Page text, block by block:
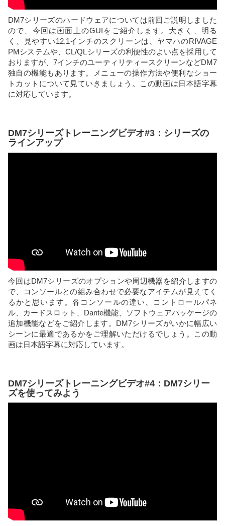
DM7シリーズのハードウェアについては前回ご説明しました
ので、今回は画面上のGUIをご紹介します。大きく、明る
く、見やすい12.1インチのスクリーンは、ヤマハのRIVAGE
PMシステムや、CL/QLシリーズの利便性のよい点を採用して
おりますが、7インチのユーティリティースクリーンなどDM7
独自の機能もあります。メニューの操作方法や便利なショー
トカットについて見ていきましょう。この動画は日本語字幕
に対応しています。
DM7シリーズトレーニングビデオ#3：シリーズの
ラインアップ
今回はDM7シリーズのオプションや周辺機器を紹介しますの
で、コンソールとの組み合わせで必要なアイテムが見えてく
るかと思います。各コンソールの違い、コントロールパネ
ル、カードスロット、Dante機能、ソフトウェアパッケージの
追加機能などをご紹介します。DM7シリーズがいかに幅広い
シーンに最適であるかをご理解いただけるでしょう。この動
画は日本語字幕に対応しています。
DM7シリーズトレーニングビデオ#4：DM7シリー
ズを使ってみよう